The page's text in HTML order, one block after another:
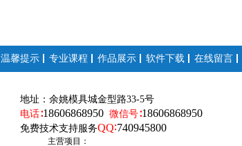
温馨提示 专业课程 作品展示 软件下载 在线留言
地址： 余姚模具城金型路33-5号
电话∶18606868950 微信号∶18606868950
免费技术支持服务QQ∶740945800
主营项目：